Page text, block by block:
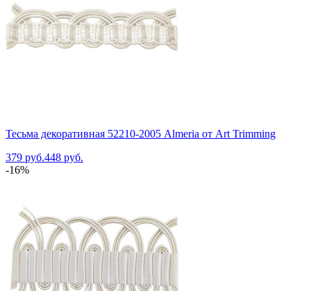
Тесьма декоративная 52210-2005 Almeria от Art Trimming
379 руб.448 руб.
-16%